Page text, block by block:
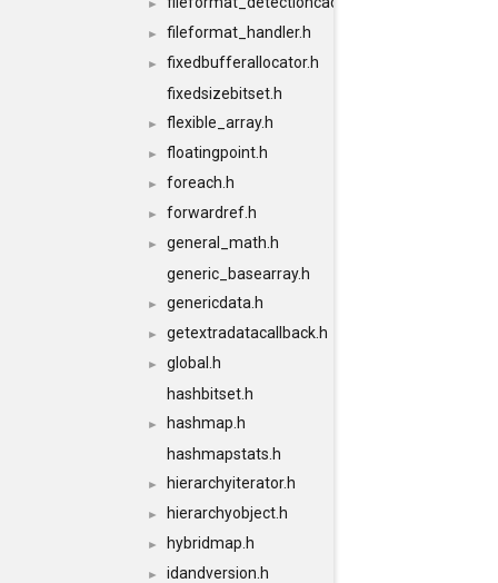
►
► fileformat_handler.h
►
fixedbufferallocator.h
fixedsizebitset.h
► flexible_array.h
► floatingpoint.h
► foreach.h
► forwardref.h
►
general_math.h
generic_basearray.h
► genericdata.h
► getextradatacallback.h
►
global.h
hashbitset.h
►
hashmap.h
hashmapstats.h
► hierarchyiterator.h
► hierarchyobject.h
► hybridmap.h
►
idandversion.h